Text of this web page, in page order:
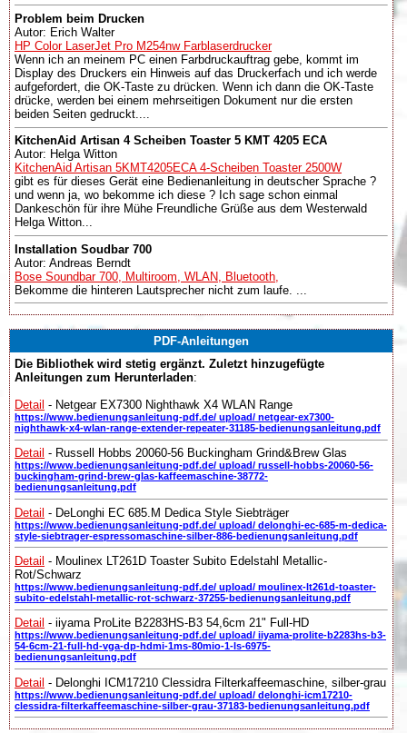
Problem beim Drucken
Autor: Erich Walter
HP Color LaserJet Pro M254nw Farblaserdrucker
Wenn ich an meinem PC einen Farbdruckauftrag gebe, kommt im
Display des Druckers ein Hinweis auf das Druckerfach und ich werde
aufgefordert, die OK-Taste zu drücken. Wenn ich dann die OK-Taste
drücke, werden bei einem mehrseitigen Dokument nur die ersten
beiden Seiten gedruckt....
KitchenAid Artisan 4 Scheiben Toaster 5 KMT 4205 ECA
Autor: Helga Witton
KitchenAid Artisan 5KMT4205ECA 4-Scheiben Toaster 2500W
gibt es für dieses Gerät eine Bedienanleitung in deutscher Sprache ?
und wenn ja, wo bekomme ich diese ? Ich sage schon einmal
Dankeschön für ihre Mühe Freundliche Grüße aus dem Westerwald
Helga Witton...
Installation Soudbar 700
Autor: Andreas Berndt
Bose Soundbar 700, Multiroom, WLAN, Bluetooth,
Bekomme die hinteren Lautsprecher nicht zum laufe. ...
PDF-Anleitungen
Die Bibliothek wird stetig ergänzt. Zuletzt hinzugefügte
Anleitungen zum Herunterladen:
Detail - Netgear EX7300 Nighthawk X4 WLAN Range
https://www.bedienungsanleitung-pdf.de/ upload/ netgear-ex7300-
nighthawk-x4-wlan-range-extender-repeater-31185-bedienungsanleitung.pdf
Detail - Russell Hobbs 20060-56 Buckingham Grind&Brew Glas
https://www.bedienungsanleitung-pdf.de/ upload/ russell-hobbs-20060-56-
buckingham-grind-brew-glas-kaffeemaschine-38772-
bedienungsanleitung.pdf
Detail - DeLonghi EC 685.M Dedica Style Siebträger
https://www.bedienungsanleitung-pdf.de/ upload/ delonghi-ec-685-m-dedica-
style-siebtrager-espressomaschine-silber-886-bedienungsanleitung.pdf
Detail - Moulinex LT261D Toaster Subito Edelstahl Metallic-
Rot/Schwarz
https://www.bedienungsanleitung-pdf.de/ upload/ moulinex-lt261d-toaster-
subito-edelstahl-metallic-rot-schwarz-37255-bedienungsanleitung.pdf
Detail - iiyama ProLite B2283HS-B3 54,6cm 21" Full-HD
https://www.bedienungsanleitung-pdf.de/ upload/ iiyama-prolite-b2283hs-b3-
54-6cm-21-full-hd-vga-dp-hdmi-1ms-80mio-1-ls-6975-
bedienungsanleitung.pdf
Detail - Delonghi ICM17210 Clessidra Filterkaffeemaschine, silber-grau
https://www.bedienungsanleitung-pdf.de/ upload/ delonghi-icm17210-
clessidra-filterkaffeemaschine-silber-grau-37183-bedienungsanleitung.pdf